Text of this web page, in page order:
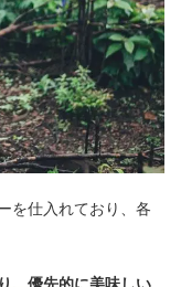
を仕入れており、各
、優先的に美味しい